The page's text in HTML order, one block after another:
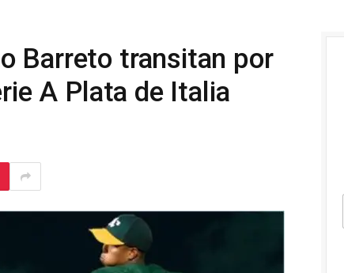
Barreto transitan por
A Plata de Italia